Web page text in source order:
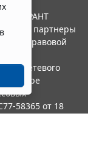
ГАРАНТ
и ее партнеры
правовой
сетевого
в сфере
58365 от 18